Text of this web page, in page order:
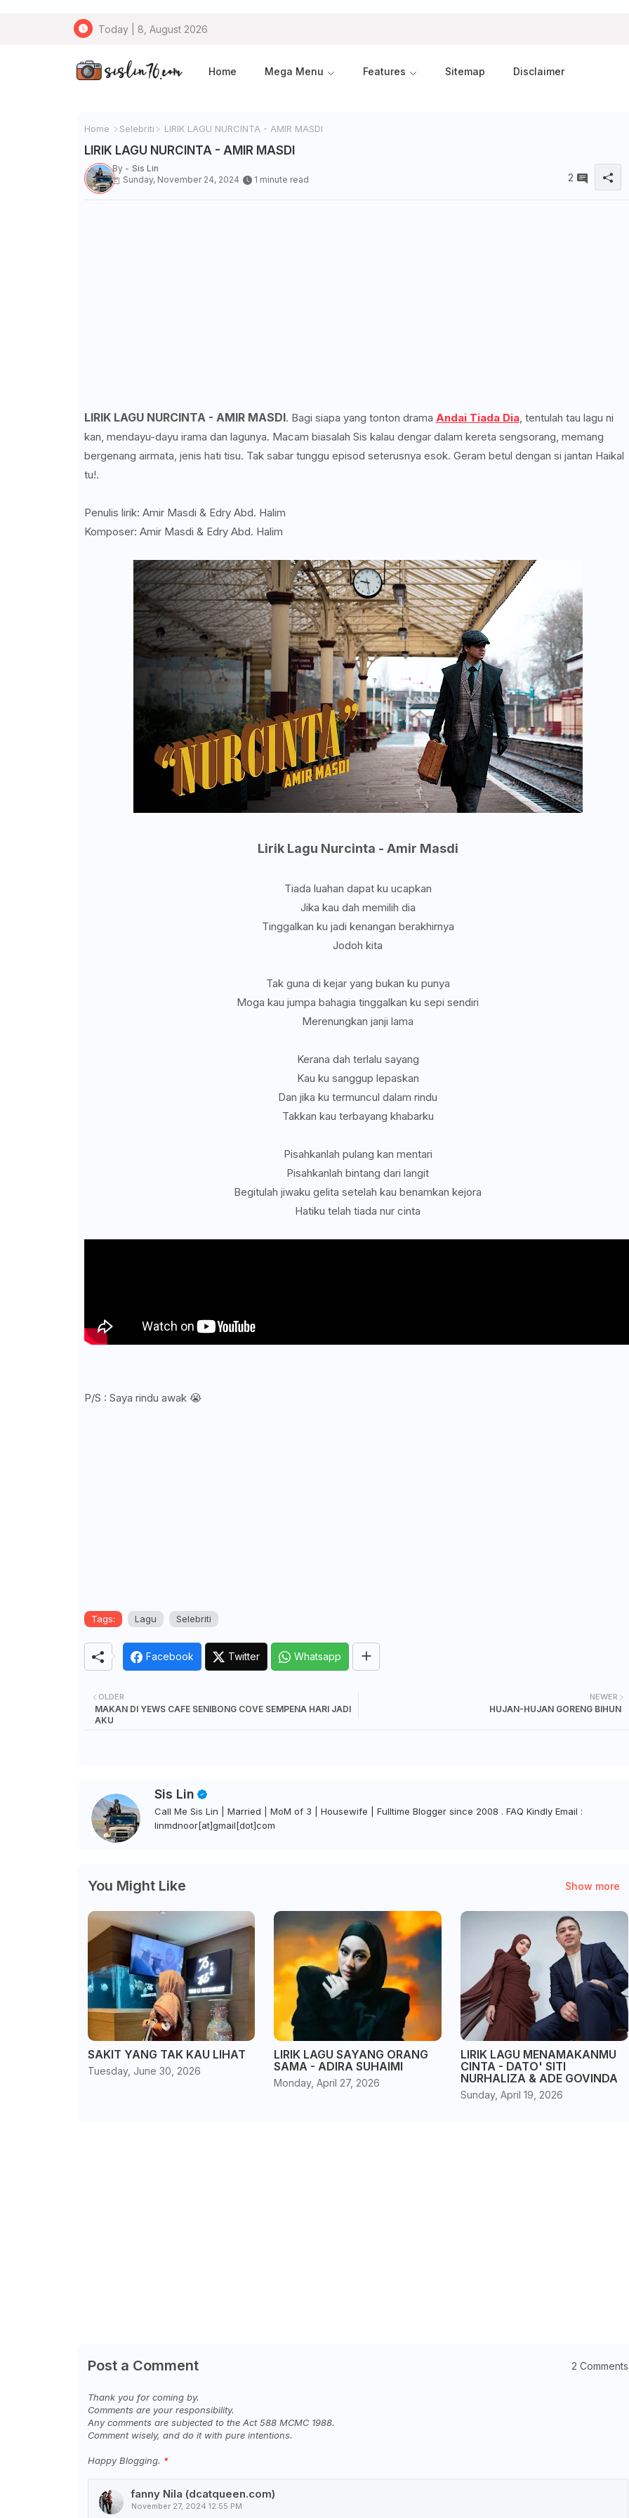
Today | 8, August 2026
Home Mega Menu Features Sitemap Disclaimer
Home Selebriti LIRIK LAGU NURCINTA - AMIR MASDI
LIRIK LAGU NURCINTA - AMIR MASDI
By - Sis Lin
Sunday, November 24, 2024
1 minute read 2
LIRIK LAGU NURCINTA - AMIR MASDI. Bagi siapa yang tonton drama Andai Tiada Dia, tentulah tau lagu ni
kan, mendayu-dayu irama dan lagunya. Macam biasalah Sis kalau dengar dalam kereta sengsorang, memang
bergenang airmata, jenis hati tisu. Tak sabar tunggu episod seterusnya esok. Geram betul dengan si jantan Haikal
tu!.
Penulis lirik: Amir Masdi & Edry Abd. Halim
Komposer: Amir Masdi & Edry Abd. Halim
Lirik Lagu Nurcinta - Amir Masdi
Tiada luahan dapat ku ucapkan
Jika kau dah memilih dia
Tinggalkan ku jadi kenangan berakhirnya
Jodoh kita
Tak guna di kejar yang bukan ku punya
Moga kau jumpa bahagia tinggalkan ku sepi sendiri
Merenungkan janji lama
Kerana dah terlalu sayang
Kau ku sanggup lepaskan
Dan jika ku termuncul dalam rindu
Takkan kau terbayang khabarku
Pisahkanlah pulang kan mentari
Pisahkanlah bintang dari langit
Begitulah jiwaku gelita setelah kau benamkan kejora
Hatiku telah tiada nur cinta
P/S : Saya rindu awak 😭
Tags: Lagu Selebriti
Facebook Twitter Whatsapp
NEWER
HUJAN-HUJAN GORENG BIHUN
OLDER
MAKAN DI YEWS CAFE SENIBONG COVE SEMPENA HARI JADI
AKU
Sis Lin
Call Me Sis Lin | Married | MoM of 3 | Housewife | Fulltime Blogger since 2008 . FAQ Kindly Email :
linmdnoor[at]gmail[dot]com
You Might Like Show more
SAKIT YANG TAK KAU LIHAT
Tuesday, June 30, 2026
LIRIK LAGU SAYANG ORANG
SAMA - ADIRA SUHAIMI
Monday, April 27, 2026
LIRIK LAGU MENAMAKANMU
CINTA - DATO' SITI
NURHALIZA & ADE GOVINDA
Sunday, April 19, 2026
Post a Comment 2 Comments
Thank you for coming by.
Comments are your responsibility.
Any comments are subjected to the Act 588 MCMC 1988.
Comment wisely, and do it with pure intentions.
Happy Blogging.
fanny Nila (dcatqueen.com)
November 27, 2024 12:55 PM